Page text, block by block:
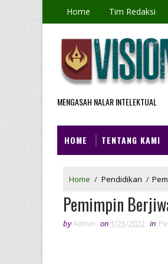
Home Tim Redaksi
MENGASAH NALAR INTELEKTUAL
HOME TENTANG KAMI
Home / Pendidikan /
Pemimpin
by Admin on 1/25/2022 in